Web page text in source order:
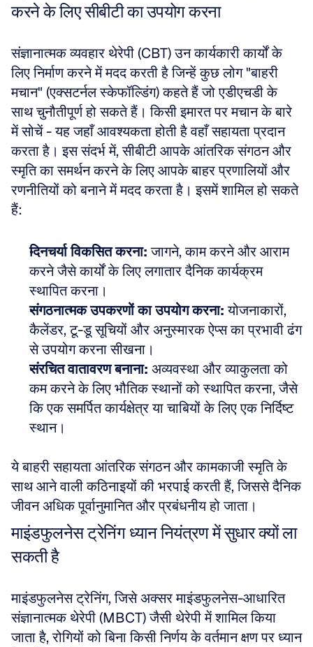
करने के लिए सीबीटी का उपयोग करना
संज्ञानात्मक व्यवहार थेरेपी (CBT) उन कार्यकारी कार्यों के
लिए निर्माण करने में मदद करती है जिन्हें कुछ लोग "बाहरी
मचान" (एक्सटर्नल स्केफॉल्डिंग) कहते हैं जो एडीएचडी के
साथ चुनौतीपूर्ण हो सकते हैं। किसी इमारत पर मचान के बारे
में सोचें - यह जहाँ आवश्यकता होती है वहाँ सहायता प्रदान
करता है। इस संदर्भ में, सीबीटी आपके आंतरिक संगठन और
स्मृति का समर्थन करने के लिए आपके बाहर प्रणालियों और
रणनीतियों को बनाने में मदद करता है। इसमें शामिल हो सकते
हैं:
दिनचर्या विकसित करना: जागने, काम करने और आराम
करने जैसे कार्यों के लिए लगातार दैनिक कार्यक्रम
स्थापित करना।
संगठनात्मक उपकरणों का उपयोग करना: योजनाकारों,
कैलेंडर, टू-डू सूचियों और अनुस्मारक ऐप्स का प्रभावी ढंग
से उपयोग करना सीखना।
संरचित वातावरण बनाना: अव्यवस्था और व्याकुलता को
कम करने के लिए भौतिक स्थानों को स्थापित करना, जैसे
कि एक समर्पित कार्यक्षेत्र या चाबियों के लिए एक निर्दिष्ट
स्थान।
ये बाहरी सहायता आंतरिक संगठन और कामकाजी स्मृति के
साथ आने वाली कठिनाइयों की भरपाई करती हैं, जिससे दैनिक
जीवन अधिक पूर्वानुमानित और प्रबंधनीय हो जाता।
माइंडफुलनेस ट्रेनिंग ध्यान नियंत्रण में सुधार क्यों ला
सकती है
माइंडफुलनेस ट्रेनिंग, जिसे अक्सर माइंडफुलनेस-आधारित
संज्ञानात्मक थेरेपी (MBCT) जैसी थेरेपी में शामिल किया
जाता है, रोगियों को बिना किसी निर्णय के वर्तमान क्षण पर ध्यान